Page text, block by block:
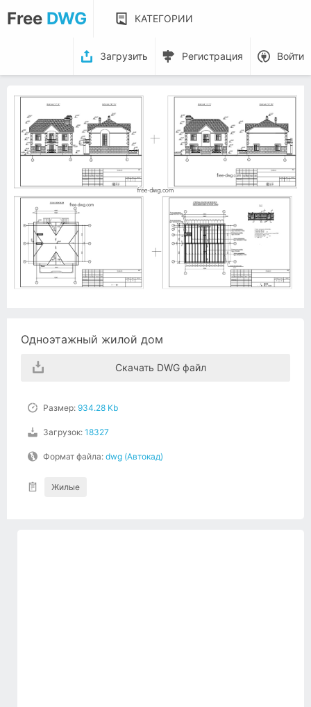
Free DWG КАТЕГОРИИ
Загрузить Регистрация Войти
Одноэтажный жилой дом
Скачать DWG файл
Размер: 934.28 Kb
Загрузок: 18327
Формат файла: dwg (Автокад)
Жилые